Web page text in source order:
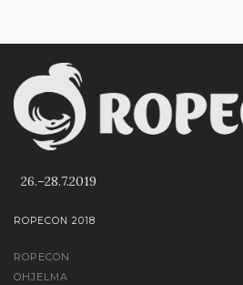
26.–28.7.2019
ROPECON 2018
ROPECON
OHJELMA